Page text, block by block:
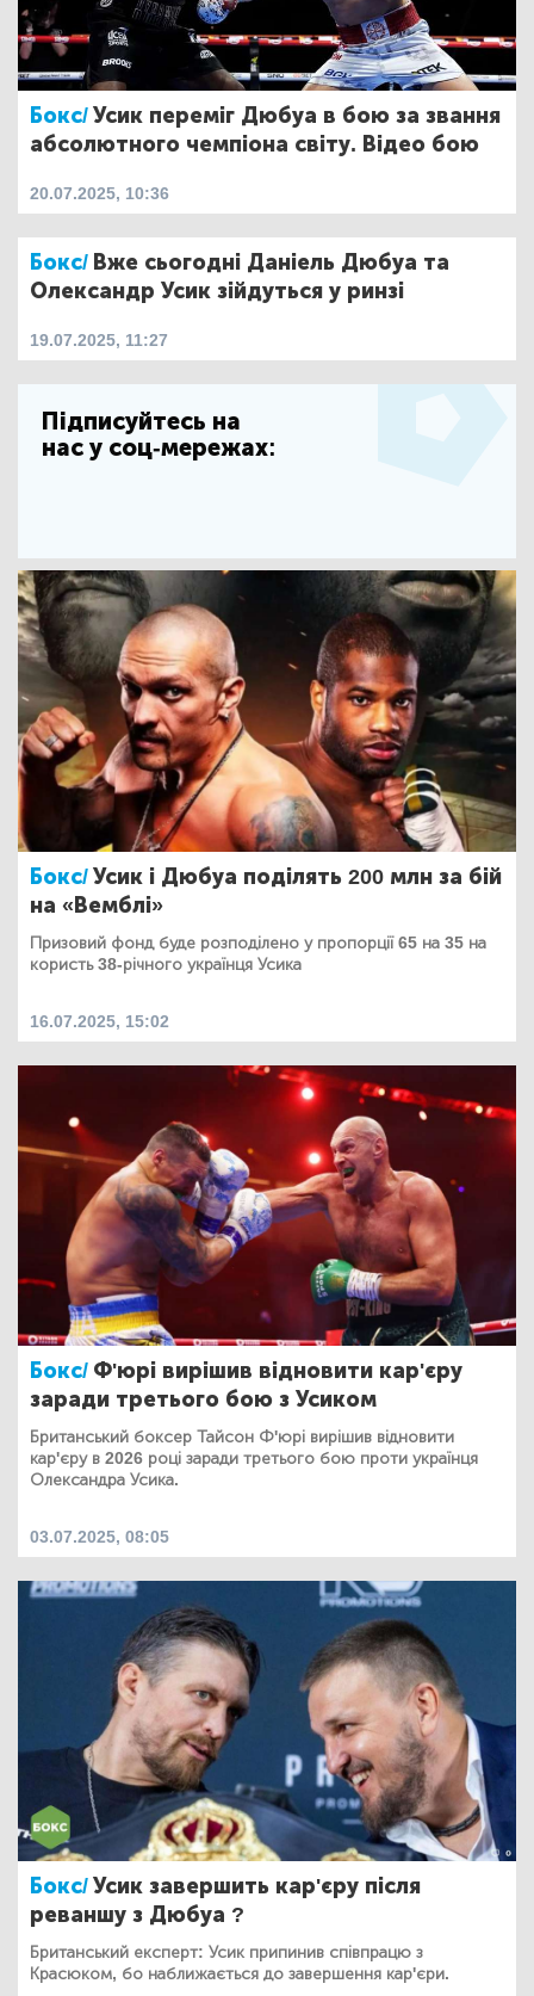
Бокс/Усик переміг Дюбуа в бою за звання
абсолютного чемпіона світу. Відео бою
20.07.2025, 10:36
Бокс/ Вже сьогодні Даніель Дюбуа та
Олександр Усик зійдуться у ринзі
19.07.2025, 11:27
Підписуйтесь на
нас у соц-мережах:
Бокс/Усик і Дюбуа поділять 200 млн за бій
на «Вемблі»
Призовий фонд буде розподілено у пропорції 65 на 35 на
користь 38-річного українця Усика
16.07.2025, 15:02
Бокс/ Ф'юрі вирішив відновити кар'єру
заради третього бою з Усиком
Британський боксер Тайсон Ф'юрі вирішив відновити
кар'єру в 2026 році заради третього бою проти українця
Олександра Усика.
03.07.2025, 08:05
Бокс/Усик завершить кар'єру після
реваншу з Дюбуа ?
Британський експерт: Усик припинив співпрацю з
Красюком, бо наближається до завершення кар'єри.